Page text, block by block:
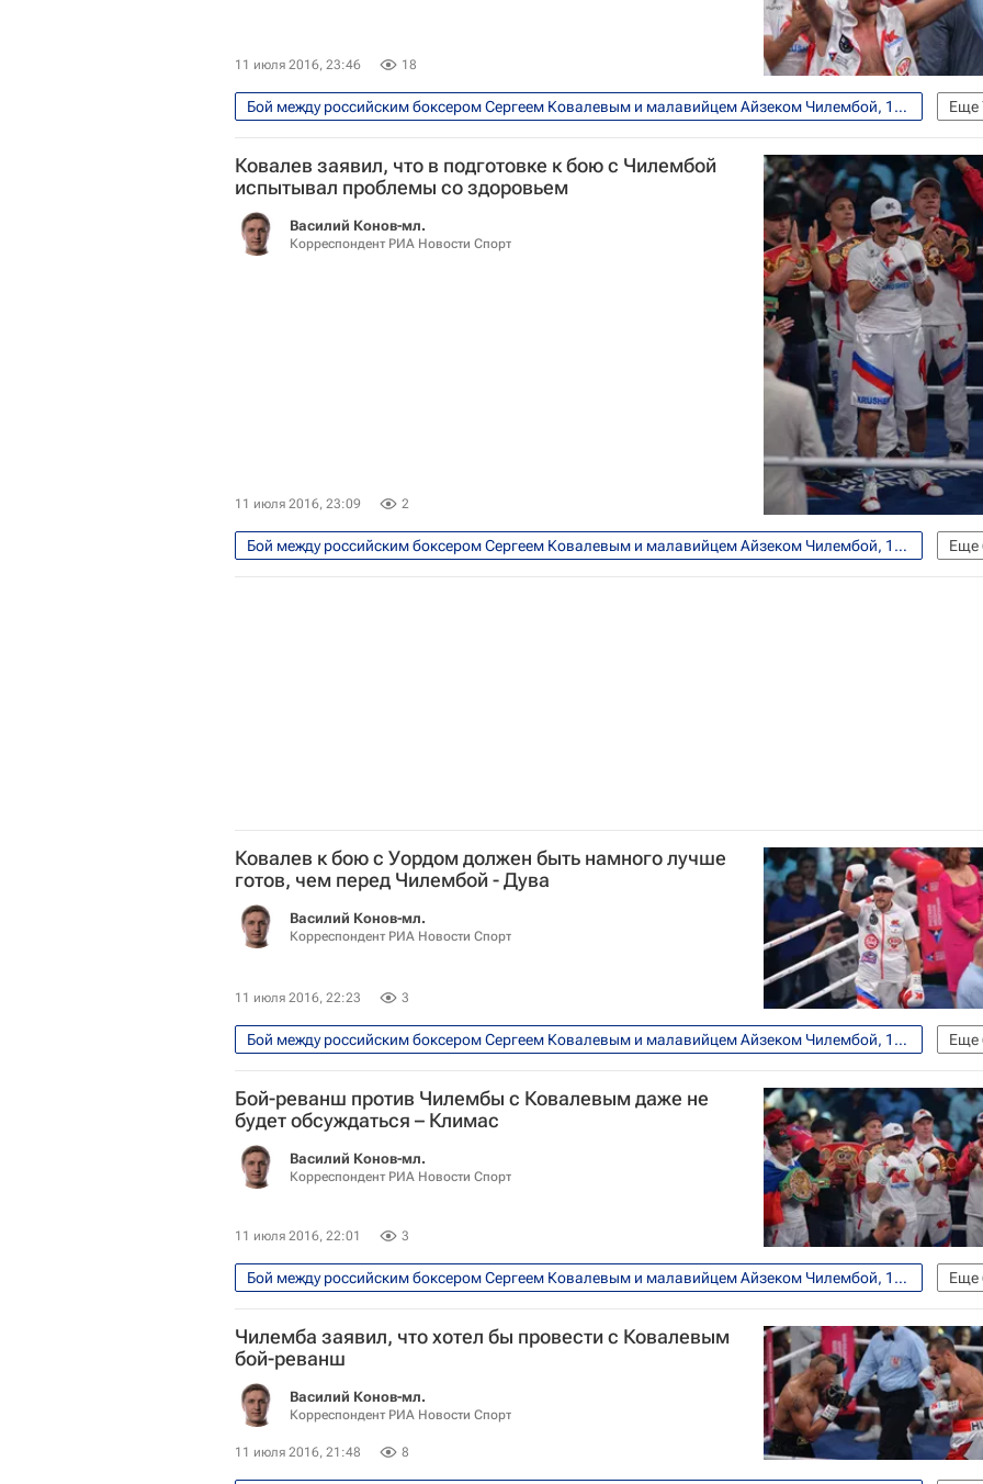
11 июля 2016, 23:46 18
Еще
Бой между российским боксером Сергеем Ковалевым и малавийцем Айзеком Чилембой, 11 июля, Екатеринбург
Фото
Единоборства Спорт WBO WBA
IBF
Сергей Ковалев
Ковалев заявил, что в подготовке к бою с Чилембой
испытывал проблемы со здоровьем
Василий Конов-мл.
Корреспондент РИА Новости Спорт
11 июля 2016, 23:09 2
Еще
Бой между российским боксером Сергеем Ковалевым и малавийцем Айзеком Чилембой, 11 июля, Екатеринбург
Единоборства
Спорт WBO WBA IBF Сергей Ковалев
Ковалев к бою с Уордом должен быть намного лучше
готов, чем перед Чилембой - Дува
Василий Конов-мл.
Корреспондент РИА Новости Спорт
11 июля 2016, 22:23 3
Еще
Бой между российским боксером Сергеем Ковалевым и малавийцем Айзеком Чилембой, 11 июля, Екатеринбург
Единоборства
Спорт WBO WBA IBF Сергей Ковалев
Бой-реванш против Чилембы с Ковалевым даже не
будет обсуждаться – Климас
Василий Конов-мл.
Корреспондент РИА Новости Спорт
11 июля 2016, 22:01 3
Еще
Бой между российским боксером Сергеем Ковалевым и малавийцем Айзеком Чилембой, 11 июля, Екатеринбург
Единоборства
Спорт WBO WBA IBF Сергей Ковалев
Чилемба заявил, что хотел бы провести с Ковалевым
бой-реванш
Василий Конов-мл.
Корреспондент РИА Новости Спорт
11 июля 2016, 21:48 8